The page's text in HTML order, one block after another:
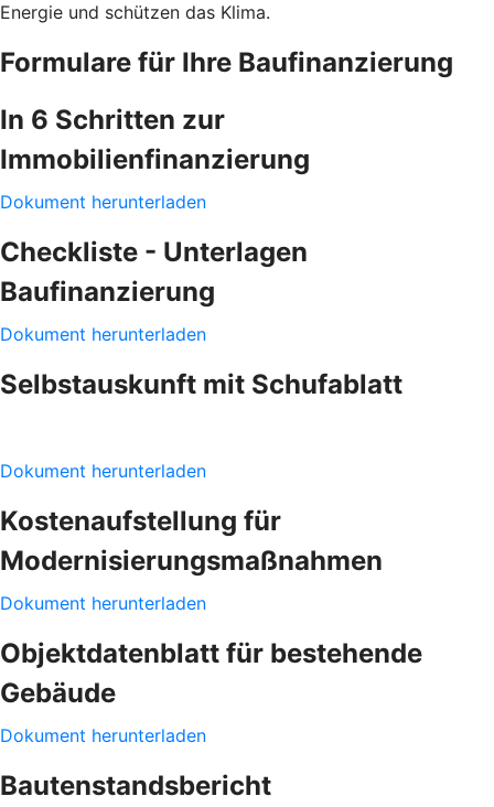
Energie und schützen das Klima.
Formulare für Ihre Baufinanzierung
In 6 Schritten zur
Immobilienfinanzierung
Dokument herunterladen
Checkliste - Unterlagen
Baufinanzierung
Dokument herunterladen
Selbstauskunft mit Schufablatt
Dokument herunterladen
Kostenaufstellung für
Modernisierungsmaßnahmen
Dokument herunterladen
Objektdatenblatt für bestehende
Gebäude
Dokument herunterladen
Bautenstandsbericht